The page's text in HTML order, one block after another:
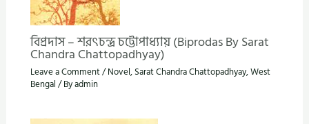
বিপ্রদাস – শরৎচন্দ্র চট্টোপাধ্যায় (Biprodas By Sarat
Chandra Chattopadhyay)
Leave a Comment/Novel, Sarat Chandra Chattopadhyay,West
Bengal / Byadmin